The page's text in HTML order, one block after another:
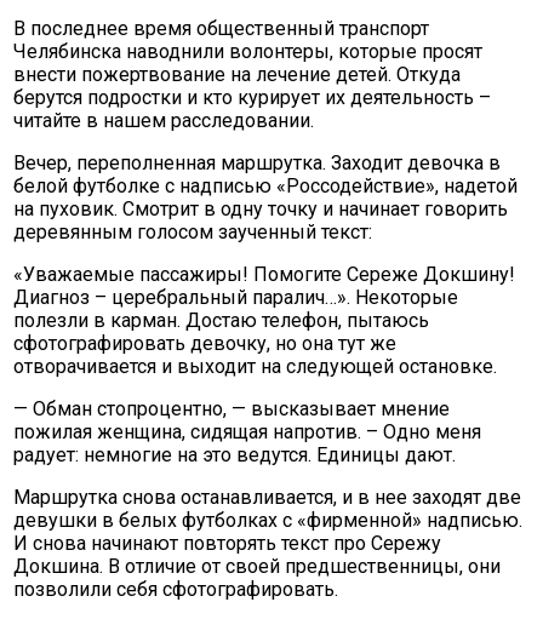
В последнее время общественный транспорт
Челябинска наводнили волонтеры, которые просят
внести пожертвование на лечение детей. Откуда
берутся подростки и кто курирует их деятельность –
читайте в нашем расследовании.
Вечер, переполненная маршрутка. Заходит девочка в
белой футболке с надписью «Россодействие», надетой
на пуховик. Смотрит в одну точку и начинает говорить
деревянным голосом заученный текст:
«Уважаемые пассажиры! Помогите Сереже Докшину!
Диагноз – церебральный паралич…». Некоторые
полезли в карман. Достаю телефон, пытаюсь
сфотографировать девочку, но она тут же
отворачивается и выходит на следующей остановке.
— Обман стопроцентно, — высказывает мнение
пожилая женщина, сидящая напротив. – Одно меня
радует: немногие на это ведутся. Единицы дают.
Маршрутка снова останавливается, и в нее заходят две
девушки в белых футболках с «фирменной» надписью.
И снова начинают повторять текст про Сережу
Докшина. В отличие от своей предшественницы, они
позволили себя сфотографировать.